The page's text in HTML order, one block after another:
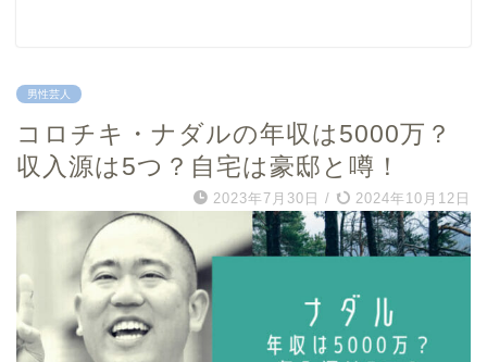
男性芸人
コロチキ・ナダルの年収は5000万？
収入源は5つ？自宅は豪邸と噂！
2023年7月30日 / 2024年10月12日